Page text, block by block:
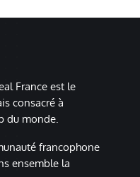
France est le
consacré à
du monde.
francophone
ensemble la